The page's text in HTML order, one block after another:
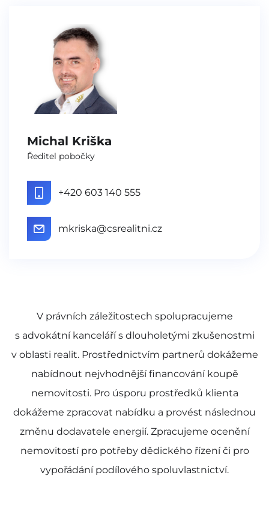
Michal Kriška
Ředitel pobočky
+420 603 140 555
mkriska@csrealitni.cz
V právních záležitostech spolupracujeme
s advokátní kanceláří s dlouholetými zkušenostmi
v oblasti realit. Prostřednictvím partnerů dokážeme
nabídnout nejvhodnější financování koupě
nemovitosti. Pro úsporu prostředků klienta
dokážeme zpracovat nabídku a provést následnou
změnu dodavatele energií. Zpracujeme ocenění
nemovitostí pro potřeby dědického řízení či pro
vypořádání podílového spoluvlastnictví.